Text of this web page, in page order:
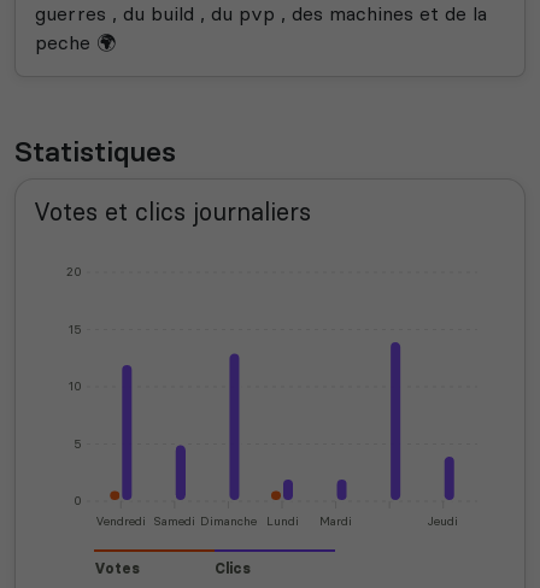
guerres , du build , du pvp , des machines et de la
peche 🌍
Statistiques
Votes et clics journaliers
0
5
10
15
20
Vendredi Samedi Dimanche Lundi Mardi Jeudi
Votes Clics